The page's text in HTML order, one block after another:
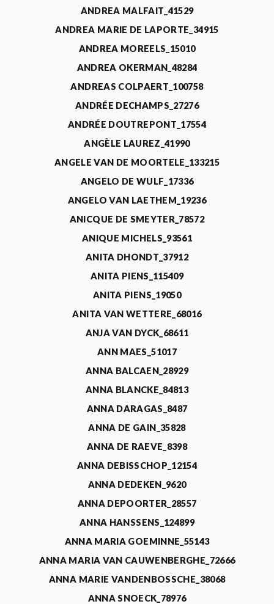
ANDREA MALFAIT_41529
ANDREA MARIE DE LAPORTE_34915
ANDREA MOREELS_15010
ANDREA OKERMAN_48284
ANDREAS COLPAERT_100758
ANDRÉE DECHAMPS_27276
ANDRÉE DOUTREPONT_17554
ANGÈLE LAUREZ_41990
ANGELE VAN DE MOORTELE_133215
ANGELO DE WULF_17336
ANGELO VAN LAETHEM_19236
ANICQUE DE SMEYTER_78572
ANIQUE MICHELS_93561
ANITA DHONDT_37912
ANITA PIENS_115409
ANITA PIENS_19050
ANITA VAN WETTERE_68016
ANJA VAN DYCK_68611
ANN MAES_51017
ANNA BALCAEN_28929
ANNA BLANCKE_84813
ANNA DARAGAS_8487
ANNA DE GAIN_35828
ANNA DE RAEVE_8398
ANNA DEBISSCHOP_12154
ANNA DEDEKEN_9620
ANNA DEPOORTER_28557
ANNA HANSSENS_124899
ANNA MARIA GOEMINNE_55143
ANNA MARIA VAN CAUWENBERGHE_72666
ANNA MARIE VANDENBOSSCHE_38068
ANNA SNOECK_78976